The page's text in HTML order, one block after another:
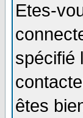
Etes-
spécifié
êtes